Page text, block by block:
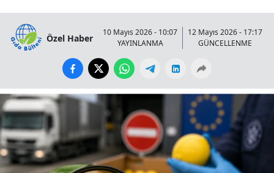
Özel Haber
10 Mayıs 2026 - 10:07
YAYINLANMA
12 Mayıs 2026 - 17:17
GÜNCELLENME